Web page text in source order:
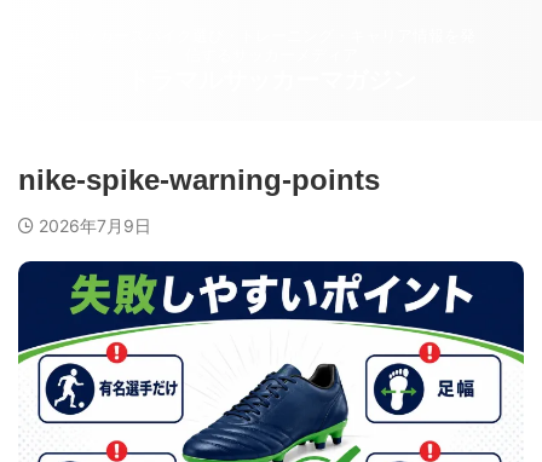
nike-spike-warning-points
2026年7月9日